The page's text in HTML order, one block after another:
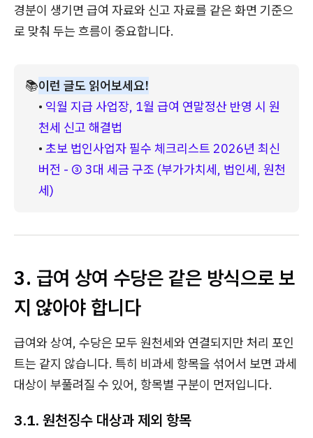
경분이 생기면 급여 자료와 신고 자료를 같은 화면 기준으
로 맞춰 두는 흐름이 중요합니다.
📚이런 글도 읽어보세요!
• 익월 지급 사업장, 1월 급여 연말정산 반영 시 원
천세 신고 해결법
• 초보 법인사업자 필수 체크리스트 2026년 최신
버전 - ③ 3대 세금 구조 (부가가치세, 법인세, 원천
세)
3. 급여 상여 수당은 같은 방식으로 보
지 않아야 합니다
급여와 상여, 수당은 모두 원천세와 연결되지만 처리 포인
트는 같지 않습니다. 특히 비과세 항목을 섞어서 보면 과세
대상이 부풀려질 수 있어, 항목별 구분이 먼저입니다.
3.1. 원천징수 대상과 제외 항목